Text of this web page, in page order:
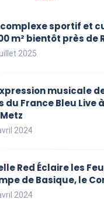
complexe sportif et
m² bientôt près de
2025
musicale
du France Bleu Live
2024
Red Éclaire les
de Basique, le
2024